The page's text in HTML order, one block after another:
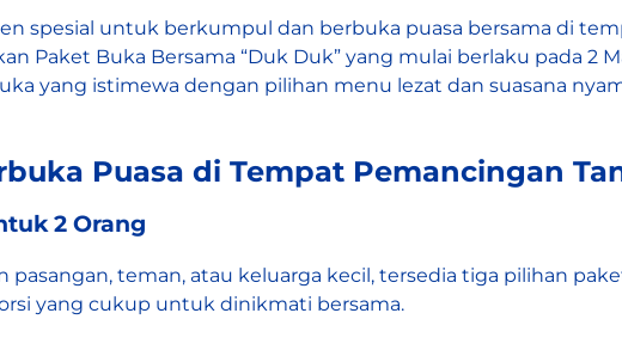
spesial untuk berkumpul dan berbuka puasa bersama di
Paket Buka Bersama “Duk Duk” yang mulai berlaku pada 2
yang istimewa dengan pilihan menu lezat dan suasana
Puasa di Tempat Pemancingan
2 Orang
pasangan, teman, atau keluarga kecil, tersedia tiga pilihan
yang cukup untuk dinikmati bersama.